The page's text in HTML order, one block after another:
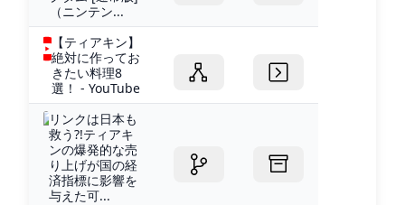
（ニンテン...
【ティアキン】
絶対に作ってお
きたい料理8
選！ - YouTube
リンクは日本も
救う?!ティアキ
ンの爆発的な売
り上げが国の経
済指標に影響を
与えた可...